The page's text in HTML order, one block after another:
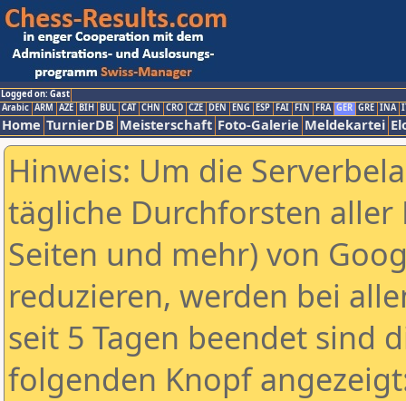
Logged on: Gast
Arabic ARM AZE BIH BUL CAT CHN CRO CZE DEN ENG ESP FAI FIN FRA GER GRE INA
Home TurnierDB Meisterschaft Foto-Galerie Meldekartei
Hinweis: Um die
tägliche Durchforsten aller
Seiten und mehr) von
reduzieren, werden bei
seit 5 Tagen beendet sind
folgenden Knopf